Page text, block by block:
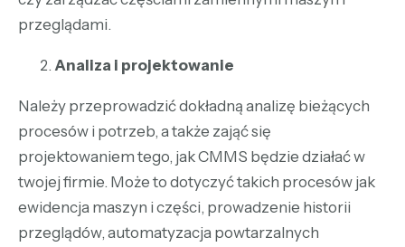
przeglądami.
Analiza i projektowanie
Należy przeprowadzić dokładną analizę bieżących
procesów i potrzeb, a także zająć się
projektowaniem tego, jak CMMS będzie działać w
twojej firmie. Może to dotyczyć takich procesów jak
ewidencja maszyn i części, prowadzenie historii
przeglądów, automatyzacja powtarzalnych